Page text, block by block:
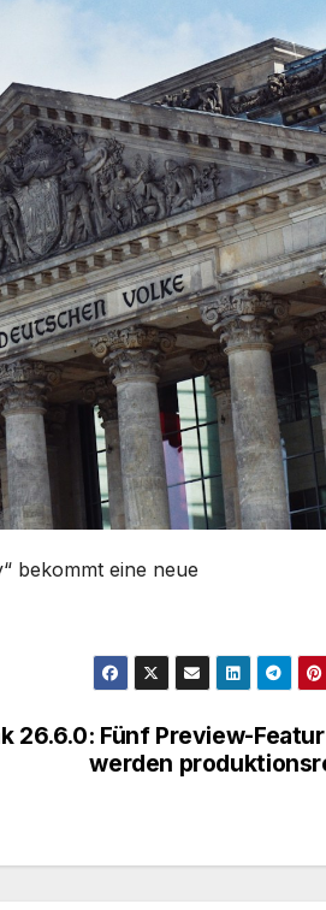
bekommt eine neue
26.6.0: Fünf Preview-
werden